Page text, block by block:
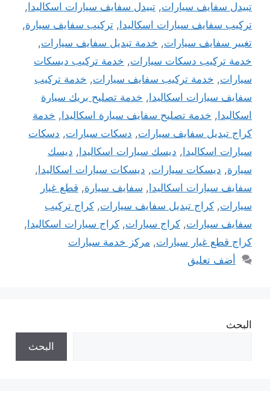
تبيدل سفايف سيارات, تبيدل سفايف سيارات اسكاليدا ,
تركيب سفايف سيارات اسكاليدا , تركيب سفايف سيارة,
تغيير سفايف سيارات, خدمة تبديل سفايف سيارات,
خدمة تركيب دسكات سيارات, خدمة تركيب ديسكات
سيارات, خدمة تركيب سفايف سيارات, خدمة تركيب
سفايف سيارات اسكاليدا , خدمة تصليح بريك سيارة
اسكاليدا , خدمة تصليح سفايف سيارة اسكاليدا , خدمة
كراج تبديل سفايف سيارات, دسكات سيارات, دسكات
سيارات اسكاليدا , ديسك سيارات اسكاليدا , ديسك
سيارة, ديسكات سيارات, ديسكات سيارات اسكاليدا ,
سفايف سيارات اسكاليدا , سفايف سيارة, قطع غيار
سيارات, كراج تبديل سفايف سيارات, كراج تركيب
سفايف سيارات, كراج سيارات, كراج سيارات اسكاليدا ,
كراج قطع غيار سيارات, مركز خدمة سيارات
أضف تعليق
البحث
البحث